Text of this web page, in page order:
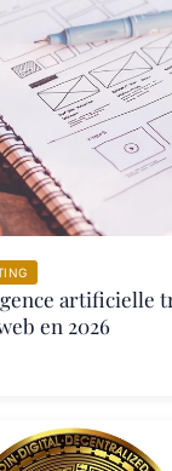
artificielle
en 2026